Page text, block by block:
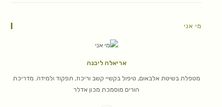
מי אני
אריאלה ליבנה
מטפלת בשיטת אלבאום, טיפול בקשיי קשב וריכוז, תפקוד ולמידה. מדריכת
הורים מוסמכת מכון אדלר